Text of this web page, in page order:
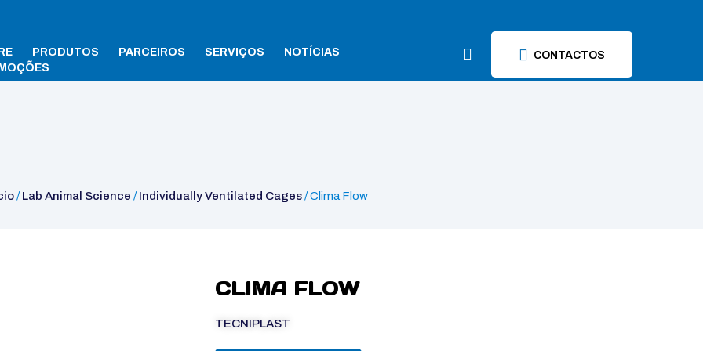
PRODUTOS PARCEIROS SERVIÇOS
NOTÍCIAS
CONTACTOS
/Lab Animal Science /Individually Ventilated Cages/ Clima Flow
CLIMA FLOW
TECNIPLAST